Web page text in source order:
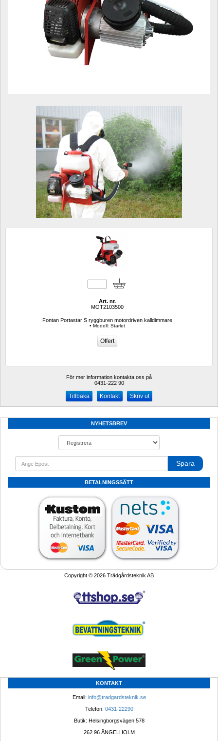
Art. nr.
MOT2103500
Fontan Portastar S ryggburen motordriven kalldimmare
• Modell: Starlet
För mer information kontakta oss på
0431-222 90
Kontakt Skriv ut
NYHETSBREV
Spara
BETALNINGSSÄTT
Copyright © 2026 Trädgårdsteknik AB
KONTAKT
Email: info@tradgardsteknik.se
Telefon: 0431-22290
Butik: Helsingborgsvägen 578
262 96 ÄNGELHOLM